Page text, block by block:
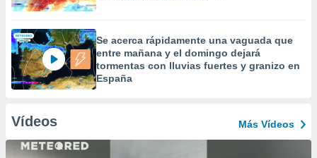
Se acerca rápidamente una vaguada que
entre mañana y el domingo dejará
tormentas con lluvias fuertes y granizo en
España
Vídeos Más Vídeos